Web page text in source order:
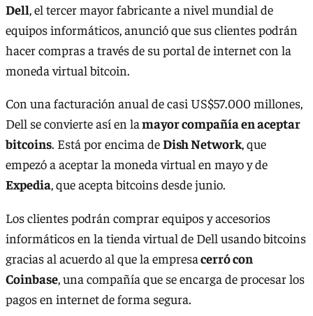
Dell, el tercer mayor fabricante a nivel mundial de
equipos informáticos, anunció que sus clientes podrán
hacer compras a través de su portal de internet con la
moneda virtual bitcoin.
Con una facturación anual de casi US$57.000 millones,
Dell se convierte así en lamayor compañía en aceptar
bitcoins. Está por encima deDish Network, que
empezó a aceptar la moneda virtual en mayo y de
Expedia, que acepta bitcoins desde junio.
Los clientes podrán comprar equipos y accesorios
informáticos en la tienda virtual de Dell usando bitcoins
gracias al acuerdo al que la empresacerró con
Coinbase, una compañía que se encarga de procesar los
pagos en internet de forma segura.